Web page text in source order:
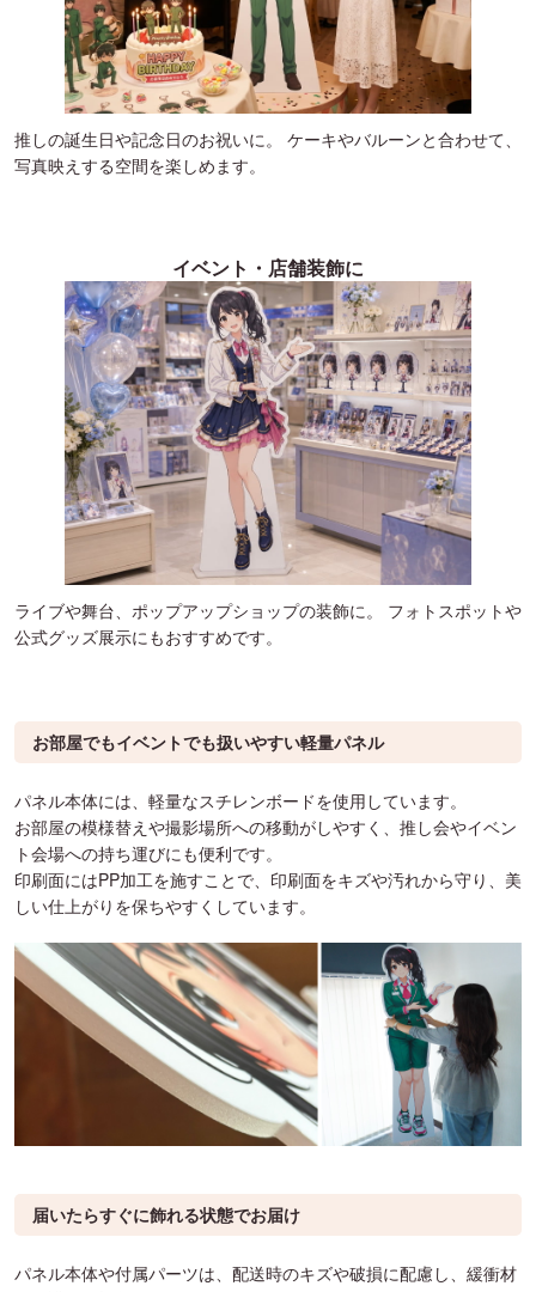
推しの誕生日や記念日のお祝いに。 ケーキやバルーンと合わせて、
写真映えする空間を楽しめます。
イベント・店舗装飾に
ライブや舞台、ポップアップショップの装飾に。 フォトスポットや
公式グッズ展示にもおすすめです。
お部屋でもイベントでも扱いやすい軽量パネル
パネル本体には、軽量なスチレンボードを使用しています。
お部屋の模様替えや撮影場所への移動がしやすく、推し会やイベン
ト会場への持ち運びにも便利です。
印刷面にはPP加工を施すことで、印刷面をキズや汚れから守り、美
しい仕上がりを保ちやすくしています。
届いたらすぐに飾れる状態でお届け
パネル本体や付属パーツは、配送時のキズや破損に配慮し、緩衝材